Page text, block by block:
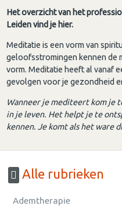
Het overzicht van het
Leiden vind je hier.
Meditatie is een vorm van
geloofsstromingen kennen de
vorm. Meditatie heeft al vanaf
gevolgen voor je gezondheid
Wanneer je mediteert kom je
in je leven. Het helpt je te
kennen. Je komt als het ware
Alle rubrieken
Ademtherapie